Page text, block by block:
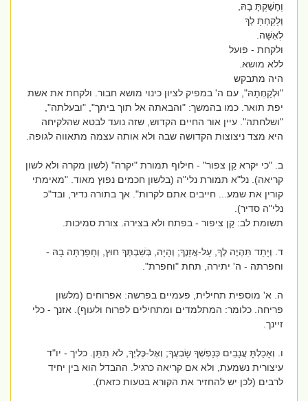
וְחָשַׁקְתָּ בָהּ,
וְלָקַחְתָּ לְךָ
לְאִשָּׁה.
ולקחת - פועל
ללא מושא.
היה מתבקש
"וּלְקַחְתָהּ", עם ה' במפיק לציון כינוי מושא חבור. ולקחת את אשת
יפת תואר. כמו בהמשך: "והבאתה אל תוך ביתך", "ובעלתה",
"ושלחתה". עיין אור החיים הקדוש, שזה נועד לבטא שהלקיחה
היא מצד ניצוצות הקדושה שבה ולא אותה עצמה מתאווה לגופה.
ב. "כי יקרא קַן צפור" - חילוף תמורת "יקרה" (לשון מקרה ולא לשון
קריאה). נל"א תמורת נלי"ה (בלשון חכמים נפוץ מאוד. "מאימתי
קורין את שמע... חייבים אתם לקרות". אך בתורה נדיר, ובד"כ
נלי"ה סדיר).
תשומת לב: קַן ציפור - בפתח ולא בצירה. צורת סמיכות.
ד. וְיָתֵד תִּהְיֶה לְךָ, עַל-אֲזֵנֶךָ; וְהָיָה, בְּשִׁבְתְּךָ חוּץ, וְחָפַרְתָּה בָהּ -
וחפרתה - ה' יתירה, תחת "וחפרת".
ה. א' מוספית תחילית, פעמיים בפרשה: אפרוחים (מלשון
פריחה. כלומר: המתלמדים ומתחילים לפרוח ולעוף). אזנך - כלי
זיינך.
ו. וְאָכַלְתָּ עֲנָבִים כְּנַפְשְׁךָ שָׂבְעֶךָ; וְאֶל-כֶּלְיְךָ, לֹא תִתֵּן. כליך - יו"ד
עיצורית נשמעת, ולא אם קריאה כרגיל. ההבדל הוא בין יחיד
לרבים (לכן יש להחזיר את הקורא בטעות כזאת).